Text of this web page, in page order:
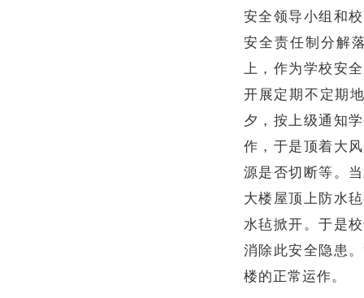
安全领导小组和
安全责任制分解
上，作为学校安
开展定期不定期
夕，按上级通知
作，于是顶着大
源是否切断等。
大楼屋顶上防水
水毡掀开。于是
消除此安全隐患
楼的正常运作。